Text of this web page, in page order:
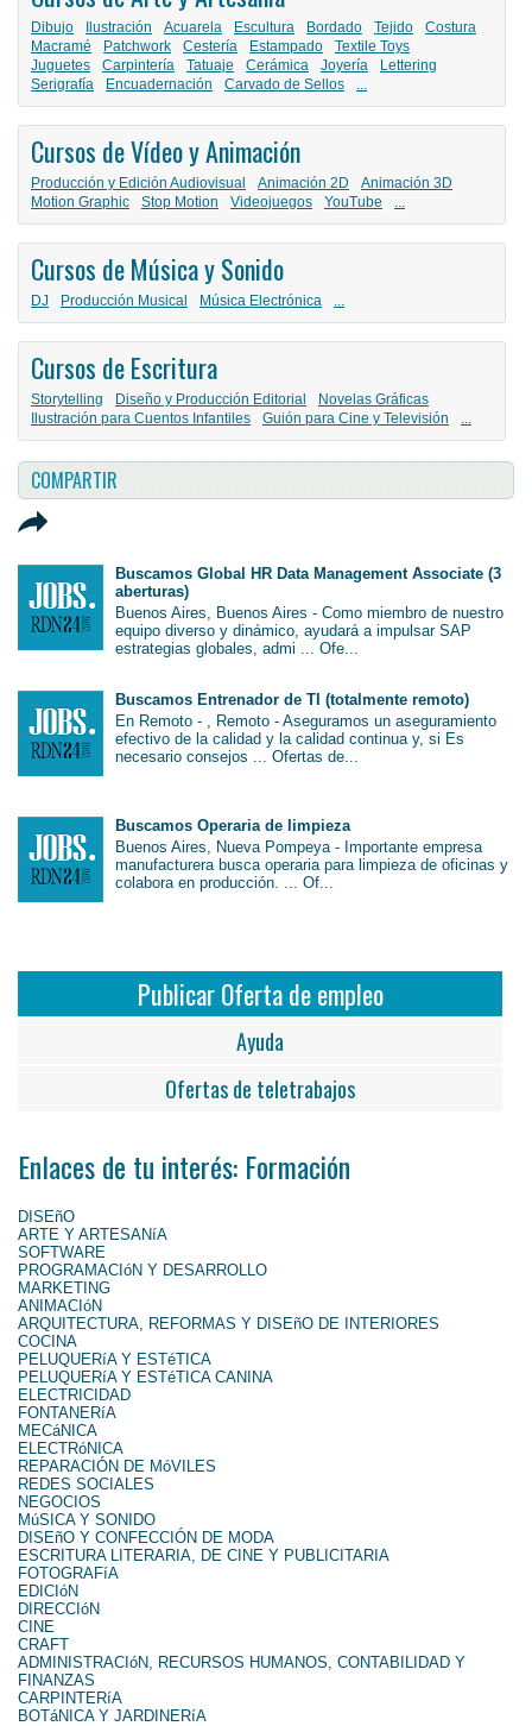
Dibujo Ilustración Acuarela Escultura Bordado Tejido
Costura
Macramé
Patchwork Cestería Estampado
Textile Toys
Juguetes
Carpintería Tatuaje Cerámica Joyería
Lettering
Serigrafía
Encuadernación Carvado de Sellos ...
Cursos de Vídeo y Animación
Producción y Edición Audiovisual Animación 2D
Animación 3D
Motion Graphic
Stop Motion Videojuegos YouTube ...
Cursos de Música y Sonido
DJ Producción Musical Música Electrónica ...
Cursos de Escritura
Storytelling Diseño y Producción Editorial
Novelas Gráficas
Ilustración para Cuentos Infantiles
Guión para Cine y Televisión ...
COMPARTIR
Buscamos Global HR Data Management Associate (3
aberturas)
Buenos Aires, Buenos Aires - Como miembro de nuestro
equipo diverso y dinámico, ayudará a impulsar SAP
estrategias globales, admi ... Ofe...
Buscamos Entrenador de TI (totalmente remoto)
En Remoto - , Remoto - Aseguramos un aseguramiento
efectivo de la calidad y la calidad continua y, si Es
necesario consejos ... Ofertas de...
Buscamos Operaria de limpieza
Buenos Aires, Nueva Pompeya - Importante empresa
manufacturera busca operaria para limpieza de oficinas y
colabora en producción. ... Of...
Publicar Oferta de empleo
Ayuda
Ofertas de teletrabajos
Enlaces de tu interés: Formación
DISEñO
ARTE Y ARTESANíA
SOFTWARE
PROGRAMACIóN Y DESARROLLO
MARKETING
ANIMACIóN
ARQUITECTURA, REFORMAS Y DISEñO DE INTERIORES
COCINA
PELUQUERíA Y ESTéTICA
PELUQUERíA Y ESTéTICA CANINA
ELECTRICIDAD
FONTANERíA
MECáNICA
ELECTRóNICA
REPARACIÓN DE MóVILES
REDES SOCIALES
NEGOCIOS
MúSICA Y SONIDO
DISEñO Y CONFECCIÓN DE MODA
ESCRITURA LITERARIA, DE CINE Y PUBLICITARIA
FOTOGRAFíA
EDICIóN
DIRECCIóN
CINE
CRAFT
ADMINISTRACIóN, RECURSOS HUMANOS, CONTABILIDAD Y
FINANZAS
CARPINTERíA
BOTáNICA Y JARDINERíA